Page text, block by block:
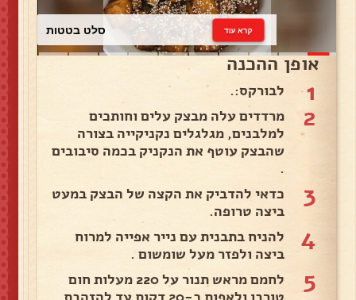
כרוב לבן קרא עוד
אופן ההכנה
1 לבורקס:.
2
מרדדים עלה מבצק עלים וחותכים
למלבנים, מגלגלים נקניקייה בצורה
שהבצק עוטף את הנקניק בכמה סיבובים
.
3
כדאי להדביק את הקצה של הבצק במעט
ביצה טרופה.
4
להניח בתבנית עם נייר אפייה למרוח
ביצה ולפזר מעל שומשום .
5
לחמם מראש תנור על 220 מעלות חום